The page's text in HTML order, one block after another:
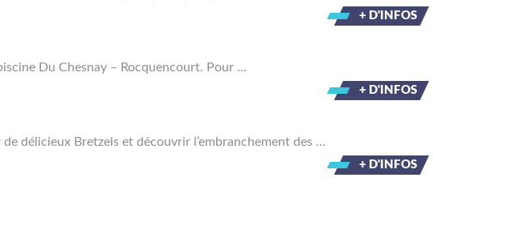
+ D'INFOS
Du Chesnay – Rocquencourt. Pour …
+ D'INFOS
délicieux Bretzels et découvrir l’embranchement des …
+ D'INFOS